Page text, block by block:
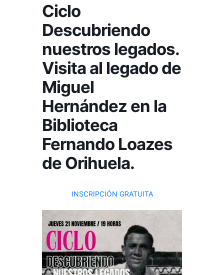
Ciclo
Descubriendo
nuestros legados.
Visita al legado de
Miguel
Hernández en la
Biblioteca
Fernando Loazes
de Orihuela.
INSCRIPCIÓN GRATUITA